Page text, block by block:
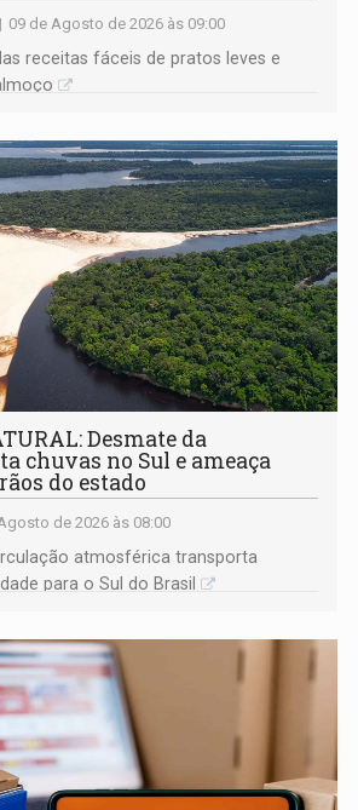
09 de Agosto de 2026 às 09:00
receitas fáceis de pratos leves e
Desmate da
chuvas no Sul e ameaça
do estado
de 2026 às 08:00
atmosférica transporta
para o Sul do Brasil